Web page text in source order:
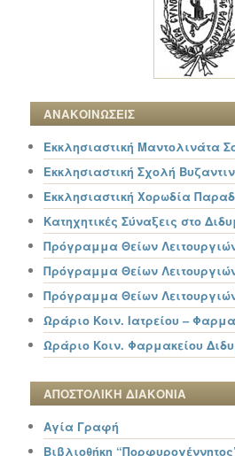
ΑΝΑΚΟΙΝΩΣΕΙΣ
Εκκλησιαστική Μαντολινάτα
Εκκλησιαστική Σχολή
Εκκλησιαστική Χορωδία
Κατηχητικές Σύναξεις στο
Πρόγραμμα Θείων
Πρόγραμμα Θείων
Πρόγραμμα Θείων
Ωράριο Κοιν. Ιατρείου –
Ωράριο Κοιν. Φαρμακείου
ΑΠΟΣΤΟΛΙΚΗ ΔΙΑΚΟΝΙΑ
Αγία Γραφή
Βιβλιοθήκη